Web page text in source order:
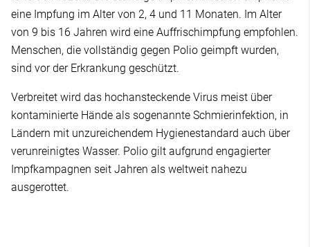
eine Impfung im Alter von 2, 4 und 11 Monaten. Im Alter
von 9 bis 16 Jahren wird eine Auffrischimpfung empfohlen.
Menschen, die vollständig gegen Polio geimpft wurden,
sind vor der Erkrankung geschützt.
Verbreitet wird das hochansteckende Virus meist über
kontaminierte Hände als sogenannte Schmierinfektion, in
Ländern mit unzureichendem Hygienestandard auch über
verunreinigtes Wasser. Polio gilt aufgrund engagierter
Impfkampagnen seit Jahren als weltweit nahezu
ausgerottet.